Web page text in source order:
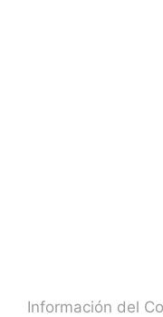
Información del